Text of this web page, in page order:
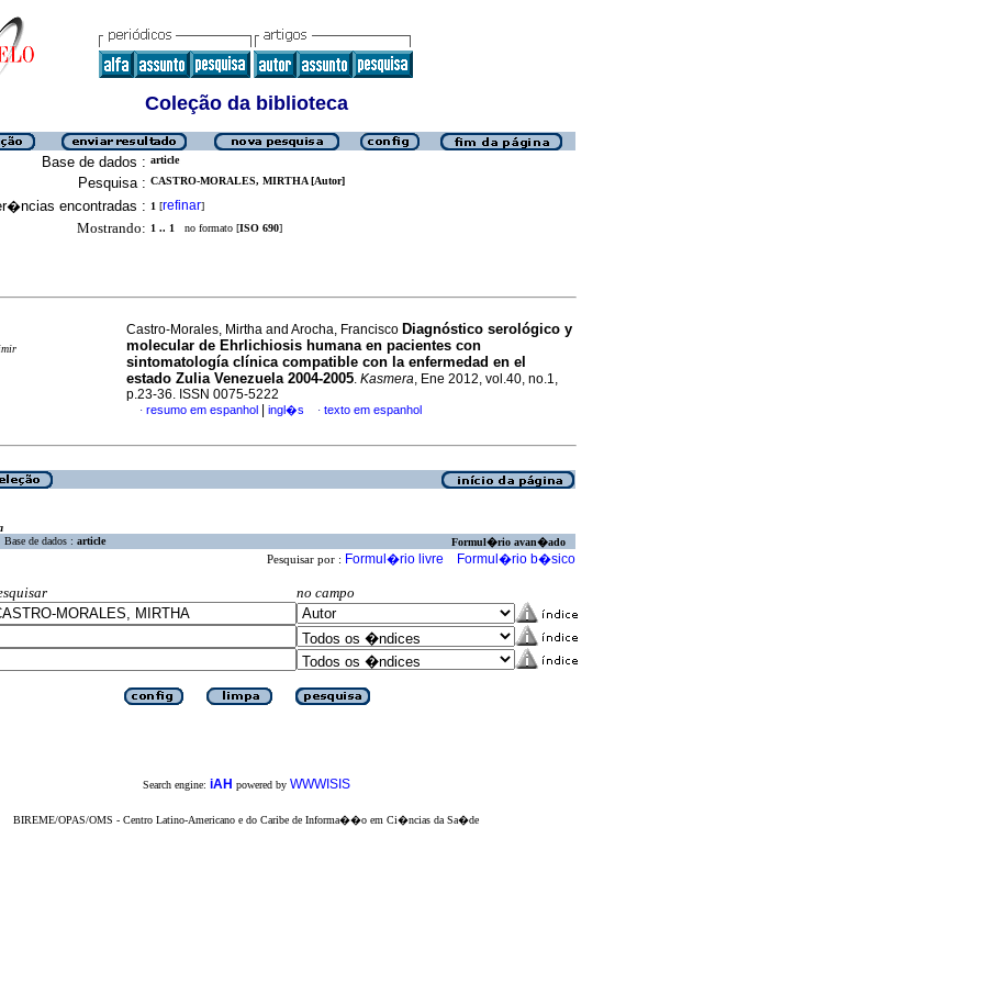
Coleção da biblioteca
Base de dados : article
Pesquisa : CASTRO-MORALES, MIRTHA [Autor]
encontradas : 1 [refinar]
Mostrando: 1 .. 1 no formato [ISO 690]
Castro-Morales, Mirtha and Arocha, Francisco Diagnóstico serológico y
molecular de Ehrlichiosis humana en pacientes con
sintomatología clínica compatible con la enfermedad en el
estado Zulia Venezuela 2004-2005. Kasmera, Ene 2012, vol.40, no.1,
p.23-36. ISSN 0075-5222
· resumo em espanhol ingl�s · texto em espanhol
Base de dados : article Formul�rio avan�ado
Pesquisar por : Formul�rio livre Formul�rio b�sico
no campo
Search engine: iAH powered by WWWISIS
BIREME/OPAS/OMS - Centro Latino-Americano e do Caribe de Informa��o em Ci�ncias da Sa�de